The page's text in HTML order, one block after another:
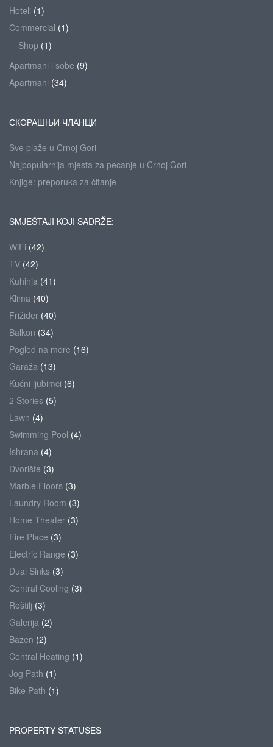
Hoteli (1)
Commercial (1)
Shop (1)
Apartmani i sobe (9)
Apartmani (34)
СКОРАШЊИ ЧЛАНЦИ
Sve plaže u Crnoj Gori
Najpopularnija mjesta za pecanje u Crnoj Gori
Knjige: preporuka za čitanje
SMJEŠTAJI KOJI SADRŽE:
WiFi (42)
TV (42)
Kuhinja (41)
Klima (40)
Frižider (40)
Balkon (34)
Pogled na more (16)
Garaža (13)
Kućni ljubimci (6)
2 Stories (5)
Lawn (4)
Swimming Pool (4)
Ishrana (4)
Dvorište (3)
Marble Floors (3)
Laundry Room (3)
Home Theater (3)
Fire Place (3)
Electric Range (3)
Dual Sinks (3)
Central Cooling (3)
Roštilj (3)
Galerija (2)
Bazen (2)
Central Heating (1)
Jog Path (1)
Bike Path (1)
PROPERTY STATUSES